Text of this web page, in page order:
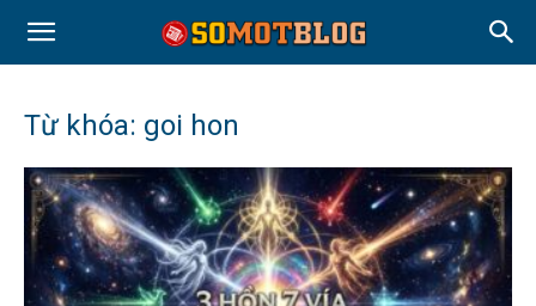
Từ khóa: goi hon